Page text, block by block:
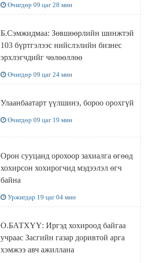
Өчигдөр 09 цаг 28 мин
Б.Сэмжидмаа: Зөвшөөрлийн шинжтэй
103 бүртгэлээс нийслэлийн бизнес
эрхлэгчдийг чөлөөллөө
Өчигдөр 09 цаг 24 мин
Улаанбаатарт үүлшинэ, бороо орохгүй
Өчигдөр 09 цаг 19 мин
Орон сууцанд орохоор захиалга өгөөд
хохирсон хохирогчид мэдээлэл өгч
байна
Уржигдар 19 цаг 04 мин
О.БАТХҮҮ: Иргэд хохироод байгаа
учраас Засгийн газар доривтой арга
хэмжээ авч ажиллана